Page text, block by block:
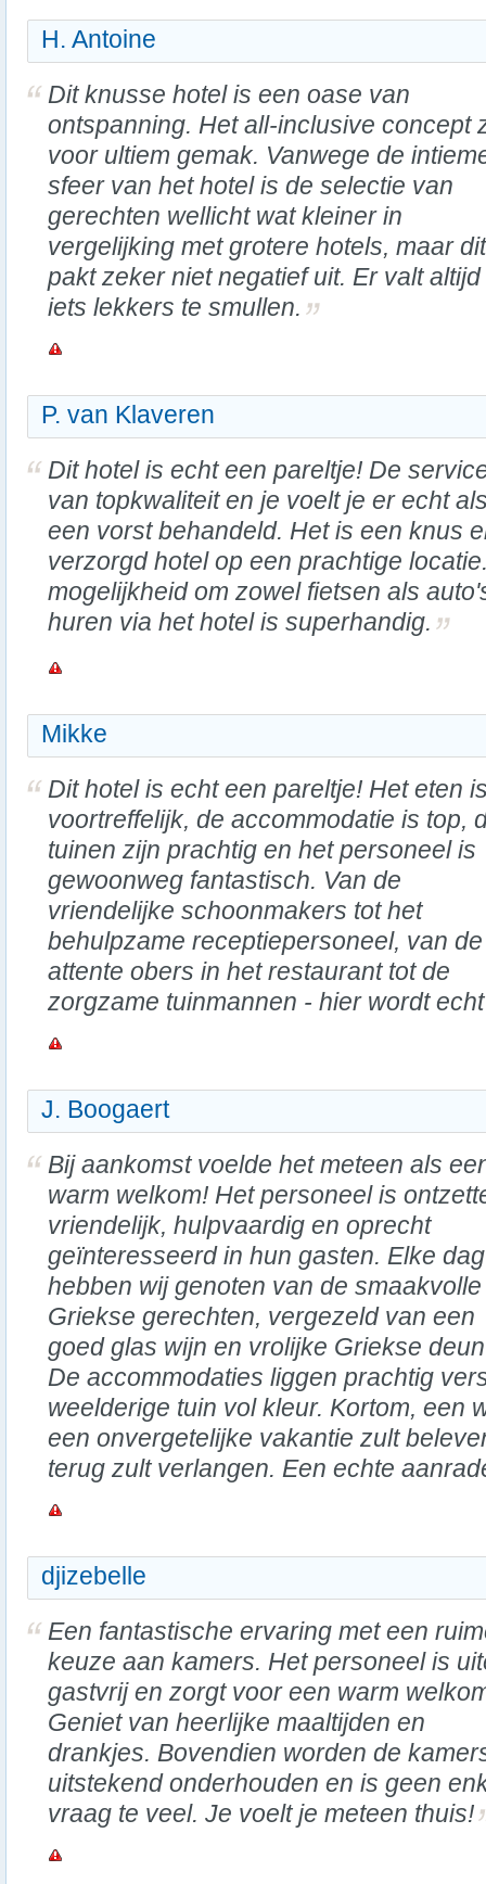
H. Antoine
Dit knusse hotel is een oase van
ontspanning. Het all-inclusive concept
voor ultiem gemak. Vanwege de
sfeer van het hotel is de selectie van
gerechten wellicht wat kleiner in
vergelijking met grotere hotels, maar dit
pakt zeker niet negatief uit. Er valt
iets lekkers te smullen.
P. van Klaveren
Dit hotel is echt een pareltje! De
van topkwaliteit en je voelt je er echt
een vorst behandeld. Het is een knus
verzorgd hotel op een prachtige
mogelijkheid om zowel fietsen als
huren via het hotel is superhandig.
Mikke
Dit hotel is echt een pareltje! Het eten
voortreffelijk, de accommodatie is top,
tuinen zijn prachtig en het personeel is
gewoonweg fantastisch. Van de
vriendelijke schoonmakers tot het
behulpzame receptiepersoneel, van de
attente obers in het restaurant tot de
zorgzame tuinmannen - hier wordt
J. Boogaert
Bij aankomst voelde het meteen als
warm welkom! Het personeel is
vriendelijk, hulpvaardig en oprecht
geïnteresseerd in hun gasten. Elke dag
hebben wij genoten van de smaakvolle
Griekse gerechten, vergezeld van een
goed glas wijn en vrolijke Griekse
De accommodaties liggen prachtig
weelderige tuin vol kleur. Kortom, een
een onvergetelijke vakantie zult
terug zult verlangen. Een echte
djizebelle
Een fantastische ervaring met een
keuze aan kamers. Het personeel is
gastvrij en zorgt voor een warm
Geniet van heerlijke maaltijden en
drankjes. Bovendien worden de
uitstekend onderhouden en is geen
vraag te veel. Je voelt je meteen thuis!